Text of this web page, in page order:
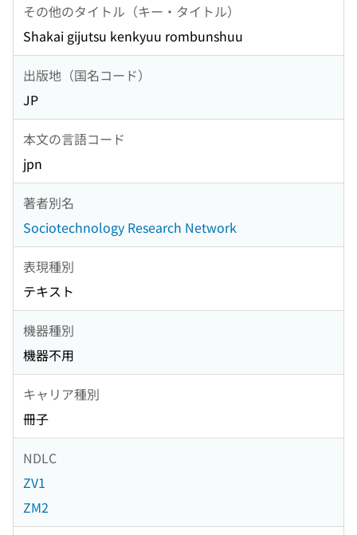
その他のタイトル（キー・タイトル）
Shakai gijutsu kenkyuu rombunshuu
出版地（国名コード）
JP
本文の言語コード
jpn
著者別名
Sociotechnology Research Network
表現種別
テキスト
機器種別
機器不用
キャリア種別
冊子
NDLC
ZV1
ZM2